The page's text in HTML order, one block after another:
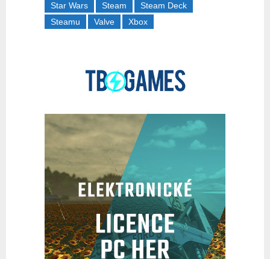
Star Wars
Steam
Steam Deck
Steamu
Valve Xbox